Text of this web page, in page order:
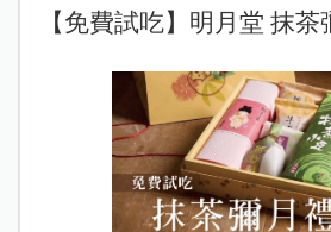
【免費試吃】明月堂 抹